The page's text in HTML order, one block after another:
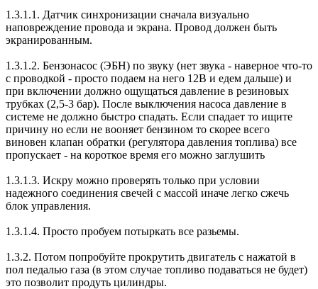
1.3.1.1. Датчик синхронизации сначала визуально
наповреждение провода и экрана. Провод должен быть
экранированным.
1.3.1.2. Бензонасос (ЭБН) по звуку (нет звука - наверное что-то
с проводкой - просто подаем на него 12В и едем дальше) и
при включении должно ощущаться давление в резиновых
трубках (2,5-3 бар). После выключения насоса давление в
системе не должно быстро спадать. Если спадает то ищите
причину но если не вооняет бензином то скорее всего
виновен клапан обратки (регулятора давления топлива) все
пропускает - на короткое время его можно заглушить
1.3.1.3. Искру можно проверять только при условии
надежного соединения свечей с массой иначе легко сжечь
блок управления.
1.3.1.4. Просто пробуем потыркать все разьемы.
1.3.2. Потом попробуйте прокрутить двигатель с нажатой в
пол педалью газа (в этом случае топливо подаваться не будет)
это позволит продуть цилиндры.